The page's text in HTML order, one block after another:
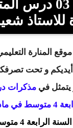
تزيين
السنة
السنة
السنة
الثالث 03
للاستاذ
المنارة
و تحت
يتمثل في مذكرات
الرابعة 4 متوسط .